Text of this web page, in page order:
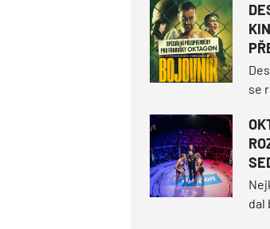
se
film
dal